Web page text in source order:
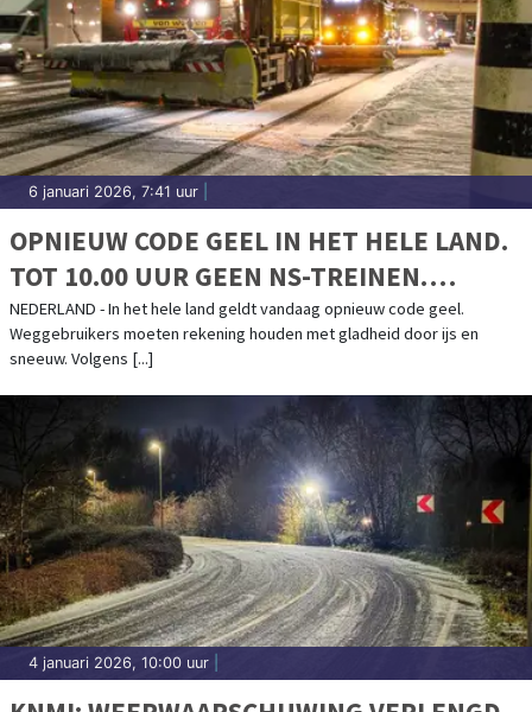
6 januari 2026, 7:41 uur
OPNIEUW CODE GEEL IN HET HELE LAND.
TOT 10.00 UUR GEEN NS-TREINEN.
SCHIPHOL SCHRAPT HONDERDEN
VLUCHTEN
NEDERLAND - In het hele land geldt vandaag opnieuw code geel.
Weggebruikers moeten rekening houden met gladheid door ijs en
sneeuw. Volgens [...]
4 januari 2026, 10:00 uur